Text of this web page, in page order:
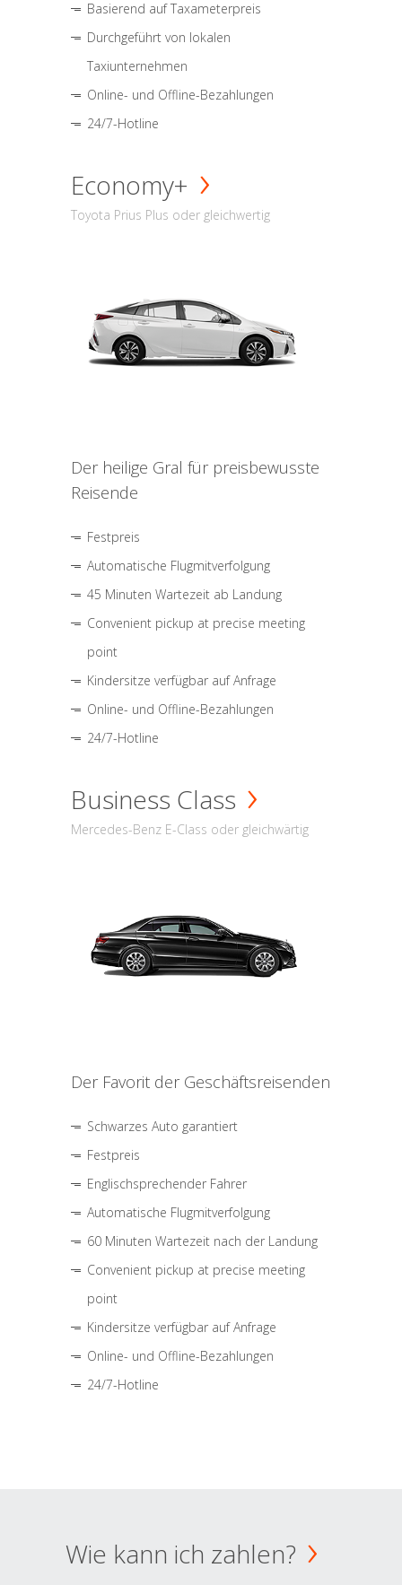
Basierend auf Taxameterpreis
Durchgeführt von lokalen
Taxiunternehmen
Online- und Offline-Bezahlungen
24/7-Hotline
Economy+
Toyota Prius Plus oder gleichwertig
Der heilige Gral für preisbewusste
Reisende
Festpreis
Automatische Flugmitverfolgung
45 Minuten Wartezeit ab Landung
Convenient pickup at precise meeting
point
Kindersitze verfügbar auf Anfrage
Online- und Offline-Bezahlungen
24/7-Hotline
Business Class
Mercedes-Benz E-Class oder gleichwärtig
Der Favorit der Geschäftsreisenden
Schwarzes Auto garantiert
Festpreis
Englischsprechender Fahrer
Automatische Flugmitverfolgung
60 Minuten Wartezeit nach der Landung
Convenient pickup at precise meeting
point
Kindersitze verfügbar auf Anfrage
Online- und Offline-Bezahlungen
24/7-Hotline
Wie kann ich zahlen?